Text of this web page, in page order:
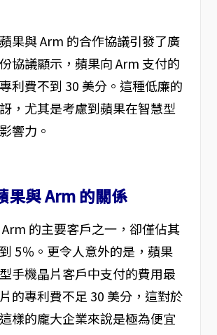
果與 Arm 的合作協議引發了廣
協議顯示，蘋果向 Arm 支付的
利費不到 30 美分。這種低廉的
，尤其是考慮到蘋果在智慧型
響力。
果與 Arm 的關係
的主要客戶之一，卻僅佔其
5％。更令人意外的是，蘋果
手機晶片客戶中支付的費用最
的專利費不足 30 美分，這對於
樣的龐大企業來說是極為便宜